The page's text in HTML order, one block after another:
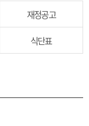
재정공고
식단표